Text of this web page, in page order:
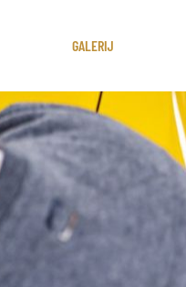
GALERIJ